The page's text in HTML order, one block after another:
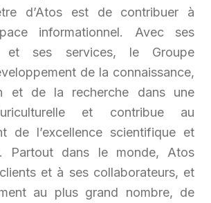
d’Atos est de contribuer à
informationnel. Avec ses
et ses services, le Groupe
de la connaissance,
et de la recherche dans une
et contribue au
de l’excellence scientifique et
Partout dans le monde, Atos
et à ses collaborateurs, et
au plus grand nombre, de